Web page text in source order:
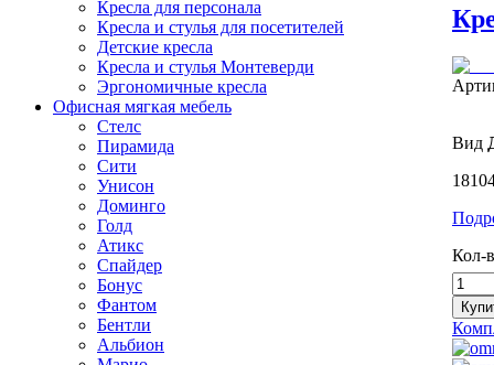
Кресла для персонала
Кресла и стулья для посетителей
Детские кресла
Кресла и стулья Монтеверди
Эргономичные кресла
Офисная мягкая мебель
Стелс
Пирамида
Сити
Унисон
Доминго
Голд
Атикс
Спайдер
Бонус
Фантом
Бентли
Альбион
Вид
Кол-